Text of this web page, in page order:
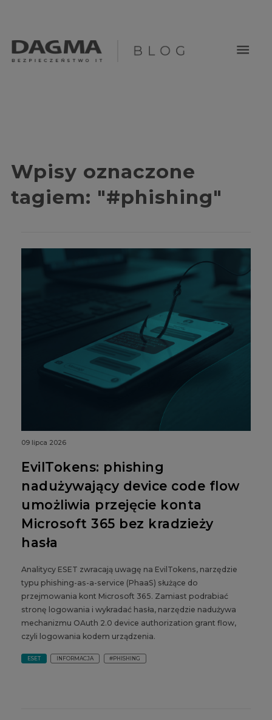
menu
Wpisy oznaczone
tagiem: "#phishing"
09 lipca 2026
EvilTokens: phishing
nadużywający device code flow
umożliwia przejęcie konta
Microsoft 365 bez kradzieży
hasła
Analitycy ESET zwracają uwagę na EvilTokens, narzędzie
typu phishing-as-a-service (PhaaS) służące do
przejmowania kont Microsoft 365. Zamiast podrabiać
stronę logowania i wykradać hasła, narzędzie nadużywa
mechanizmu OAuth 2.0 device authorization grant flow,
czyli logowania kodem urządzenia.
ESET INFORMACJA #PHISHING